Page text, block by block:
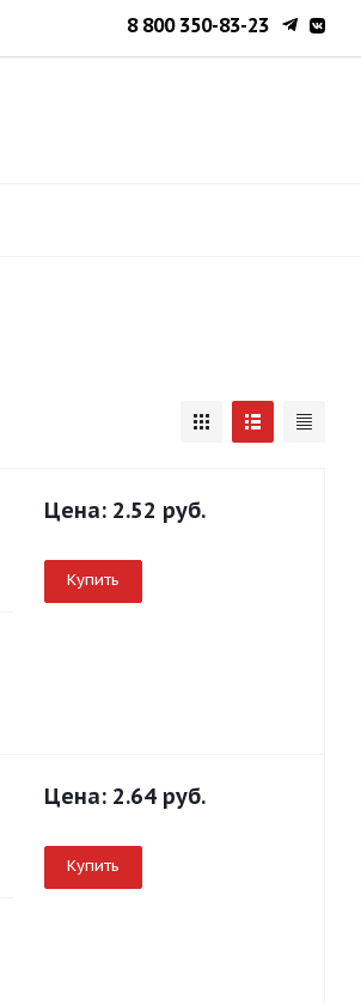
8 800 350-83-23
Цена: 2.52 руб.
Купить
Цена: 2.64 руб.
Купить